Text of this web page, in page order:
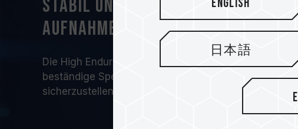
Stabil und langlebig für
Aufnahmen
Die High Endurance-Karte ist unglaublich langlebig
beständige Speicherleistung über einen langen
sicherzustellen, dass jedes einzelne Bild
日本語